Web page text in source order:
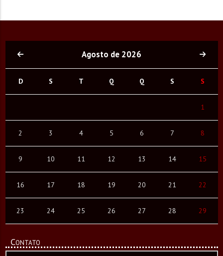
Agosto de 2026
D S T Q Q S S
1
2 3 4 5 6 7 8
9 10 11 12 13 14 15
16 17 18 19 20 21 22
23 24 25 26 27 28 29
Contato